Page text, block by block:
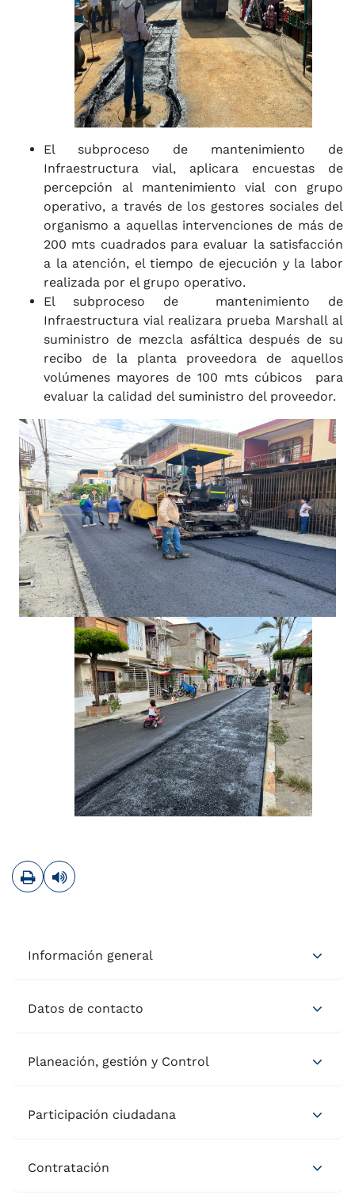
El subproceso de mantenimiento de
Infraestructura vial, aplicara encuestas de
percepción al mantenimiento vial con grupo
operativo, a través de los gestores sociales del
organismo a aquellas intervenciones de más de
200 mts cuadrados para evaluar la satisfacción
a la atención, el tiempo de ejecución y la labor
realizada por el grupo operativo.
El subproceso de mantenimiento de
Infraestructura vial realizara prueba Marshall al
suministro de mezcla asfáltica después de su
recibo de la planta proveedora de aquellos
volúmenes mayores de 100 mts cúbicos para
evaluar la calidad del suministro del proveedor.
ImprimirLeer contenido
Información general
Datos de contacto
Planeación, gestión y Control
Participación ciudadana
Contratación